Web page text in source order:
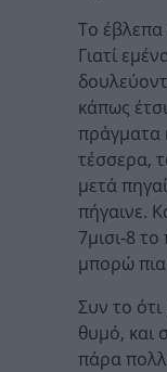
Το
Γιατί
κάπως
πράγματα
τέσσερα,
μετά
πήγαινε.
7μισι-8
μπορώ
Συν το
θυμό, και
πάρα